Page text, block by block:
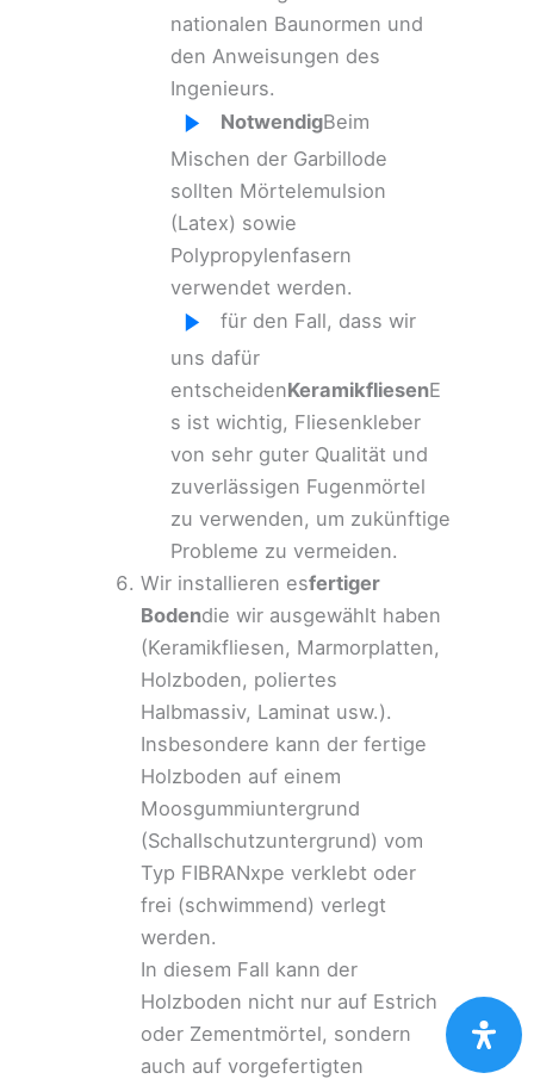
nationalen Baunormen und
den Anweisungen des
Ingenieurs.
NotwendigBeim
Mischen der Garbillode
sollten Mörtelemulsion
(Latex) sowie
Polypropylenfasern
verwendet werden.
für den Fall, dass wir
uns dafür
entscheidenKeramikfliesenE
s ist wichtig, Fliesenkleber
von sehr guter Qualität und
zuverlässigen Fugenmörtel
zu verwenden, um zukünftige
Probleme zu vermeiden.
Wir installieren esfertiger
Bodendie wir ausgewählt haben
(Keramikfliesen, Marmorplatten,
Holzboden, poliertes
Halbmassiv, Laminat usw.).
Insbesondere kann der fertige
Holzboden auf einem
Moosgummiuntergrund
(Schallschutzuntergrund) vom
Typ FIBRANxpe verklebt oder
frei (schwimmend) verlegt
werden.
In diesem Fall kann der
Holzboden nicht nur auf Estrich
oder Zementmörtel, sondern
auch auf vorgefertigten